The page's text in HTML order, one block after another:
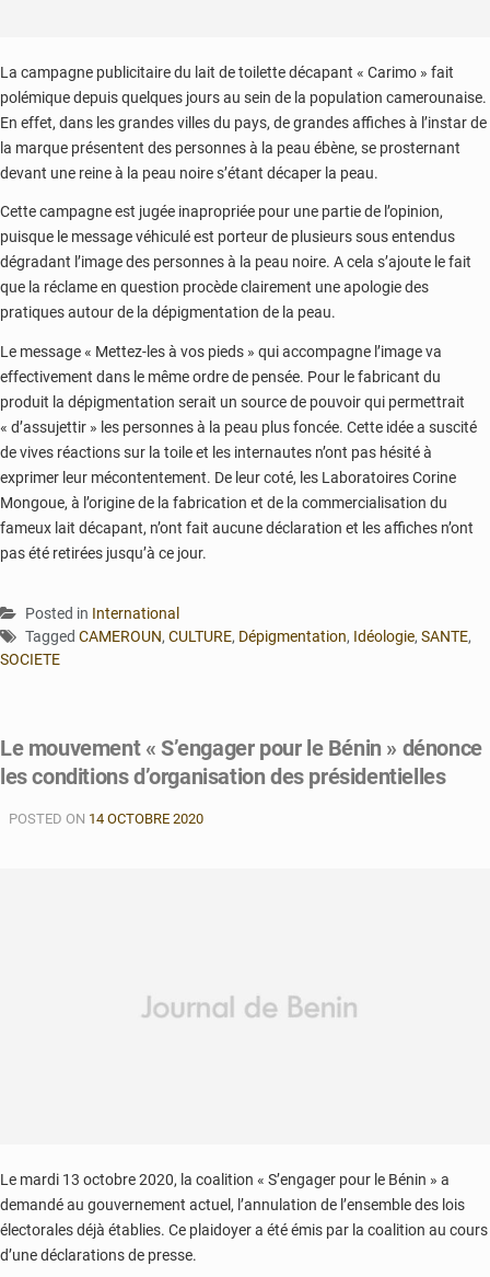
La campagne publicitaire du lait de toilette décapant « Carimo » fait
polémique depuis quelques jours au sein de la population camerounaise.
En effet, dans les grandes villes du pays, de grandes affiches à l’instar de
la marque présentent des personnes à la peau ébène, se prosternant
devant une reine à la peau noire s’étant décaper la peau.
Cette campagne est jugée inapropriée pour une partie de l’opinion,
puisque le message véhiculé est porteur de plusieurs sous entendus
dégradant l’image des personnes à la peau noire. A cela s’ajoute le fait
que la réclame en question procède clairement une apologie des
pratiques autour de la dépigmentation de la peau.
Le message « Mettez-les à vos pieds » qui accompagne l’image va
effectivement dans le même ordre de pensée. Pour le fabricant du
produit la dépigmentation serait un source de pouvoir qui permettrait
« d’assujettir » les personnes à la peau plus foncée. Cette idée a suscité
de vives réactions sur la toile et les internautes n’ont pas hésité à
exprimer leur mécontentement. De leur coté, les Laboratoires Corine
Mongoue, à l’origine de la fabrication et de la commercialisation du
fameux lait décapant, n’ont fait aucune déclaration et les affiches n’ont
pas été retirées jusqu’à ce jour.
Posted in International
Tagged CAMEROUN, CULTURE, Dépigmentation, Idéologie, SANTE,
SOCIETE
Le mouvement « S’engager pour le Bénin » dénonce
les conditions d’organisation des présidentielles
POSTED ON 14 OCTOBRE 2020
Le mardi 13 octobre 2020, la coalition « S’engager pour le Bénin » a
demandé au gouvernement actuel, l’annulation de l’ensemble des lois
électorales déjà établies. Ce plaidoyer a été émis par la coalition au cours
d’une déclarations de presse.